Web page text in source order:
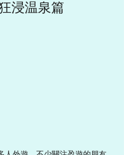
浸温泉篇